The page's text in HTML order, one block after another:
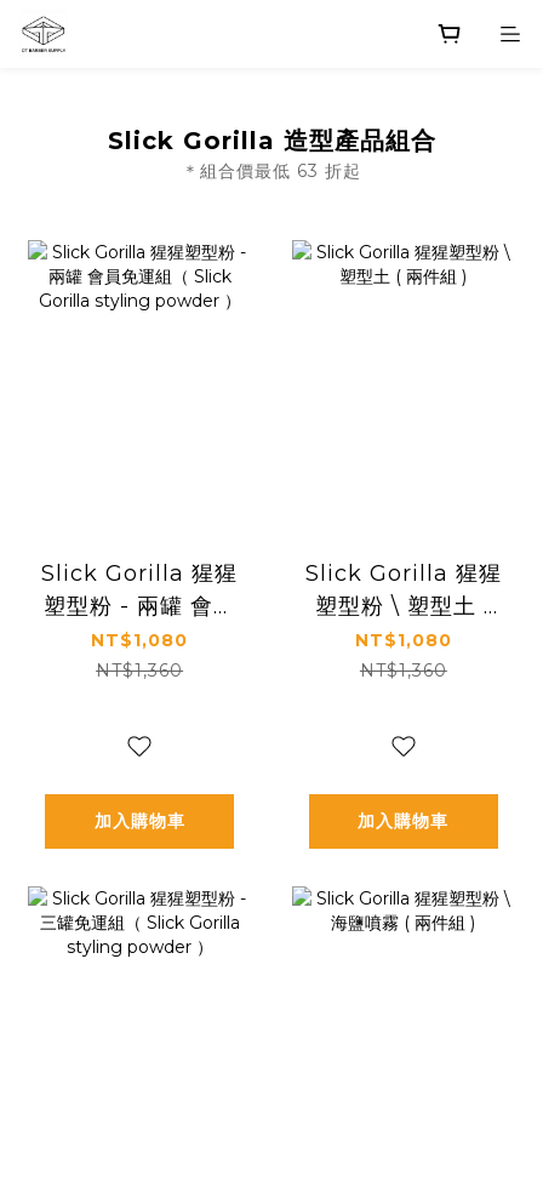
Slick Gorilla 造型產品組合
＊組合價最低 63 折起
Slick Gorilla 猩猩
塑型粉 - 兩罐 會員
免運組（ Slick
Gorilla styling
NT$1,080
NT$1,360
加入購物車
Slick Gorilla 猩猩
塑型粉 \ 塑型土 (
兩件組 )
NT$1,080
NT$1,360
加入購物車